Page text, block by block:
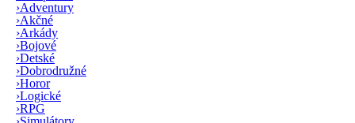
›Adventury
›Akčné
›Arkády
›Bojové
›Detské
›Dobrodružné
›Horor
›Logické
›RPG